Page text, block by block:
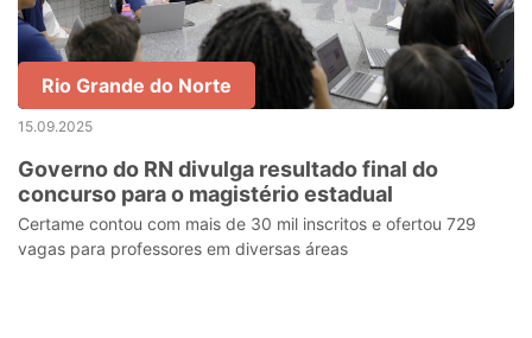
Rio Grande do Norte
15.09.2025
Governo do RN divulga resultado final do
concurso para o magistério estadual
Certame contou com mais de 30 mil inscritos e ofertou 729
vagas para professores em diversas áreas